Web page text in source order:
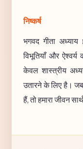
निष्कर्ष
भगवद गीता
विभूतियाँ और ऐश्वर्य
केवल शास्त्रीय
उतारने के लिए है।
हैं, तो हमारा जीवन